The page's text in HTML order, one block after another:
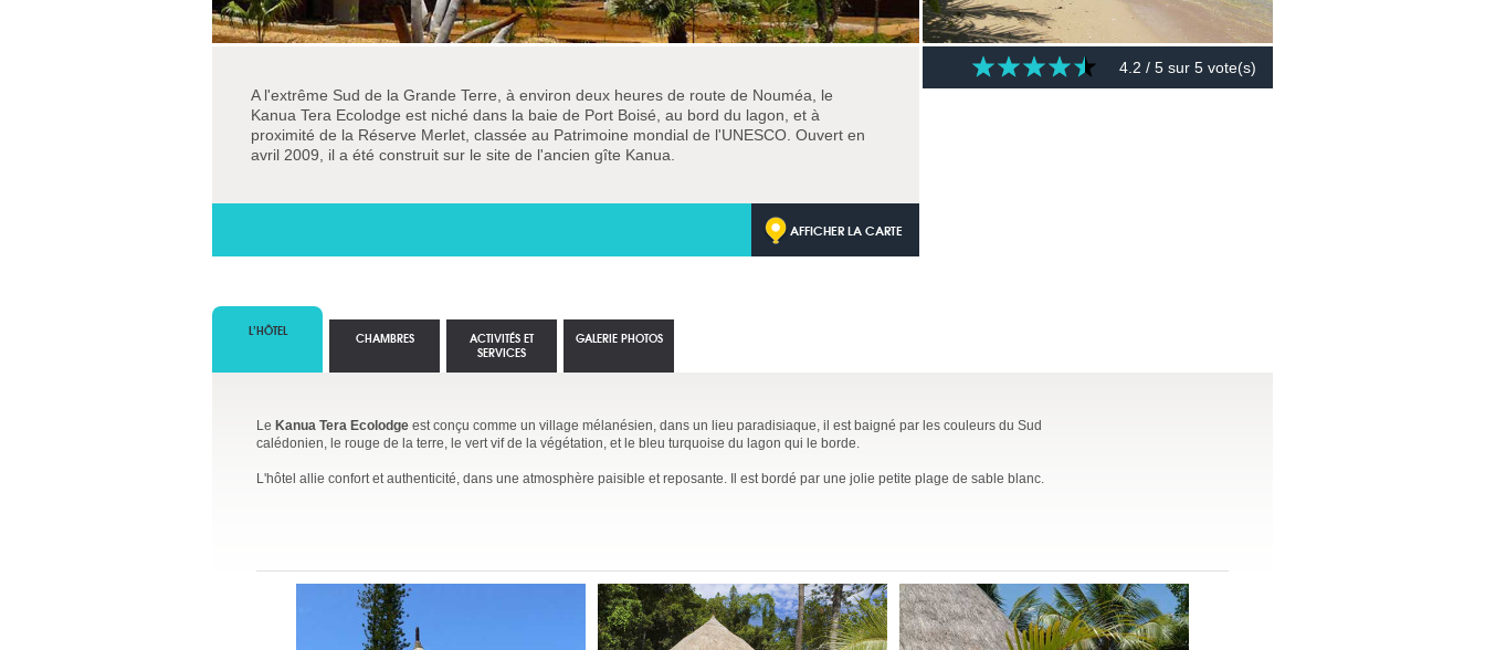
A l'extrême Sud de la Grande Terre, à environ deux heures de route de Nouméa, le
Kanua Tera Ecolodge est niché dans la baie de Port Boisé, au bord du lagon, et à
proximité de la Réserve Merlet, classée au Patrimoine mondial de l'UNESCO. Ouvert en
avril 2009, il a été construit sur le site de l'ancien gîte Kanua.
AFFICHER LA CARTE
4.2 / 5 sur 5 vote(s)
L’HÔTEL
Le Kanua Tera Ecolodge est conçu comme un village mélanésien, dans un lieu paradisiaque, il est baigné par les couleurs du Sud
calédonien, le rouge de la terre, le vert vif de la végétation, et le bleu turquoise du lagon qui le borde.
L'hôtel allie confort et authenticité, dans une atmosphère paisible et reposante. Il est bordé par une jolie petite plage de sable blanc.
CHAMBRES
ACTIVITÉS ET
SERVICES
GALERIE PHOTOS